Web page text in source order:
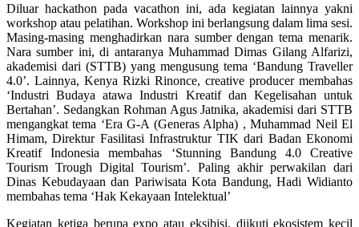
Diluar hackathon pada vacathon ini, ada kegiatan lainnya yakni
workshop atau pelatihan. Workshop ini berlangsung dalam lima sesi.
Masing-masing menghadirkan nara sumber dengan tema menarik.
Nara sumber ini, di antaranya Muhammad Dimas Gilang Alfarizi,
akademisi dari (STTB) yang mengusung tema ‘Bandung Traveller
4.0’. Lainnya, Kenya Rizki Rinonce, creative producer membahas
‘Industri Budaya atawa Industri Kreatif dan Kegelisahan untuk
Bertahan’. Sedangkan Rohman Agus Jatnika, akademisi dari STTB
mengangkat tema ‘Era G-A (Generas Alpha) , Muhammad Neil El
Himam, Direktur Fasilitasi Infrastruktur TIK dari Badan Ekonomi
Kreatif Indonesia membahas ‘Stunning Bandung 4.0 Creative
Tourism Trough Digital Tourism’. Paling akhir perwakilan dari
Dinas Kebudayaan dan Pariwisata Kota Bandung, Hadi Widianto
membahas tema ‘Hak Kekayaan Intelektual’
Kegiatan ketiga berupa expo atau eksibisi, diikuti ekosistem kecil